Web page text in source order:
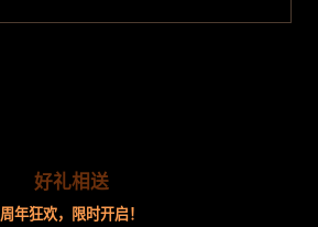
好礼相送
周年狂欢，限时开启！